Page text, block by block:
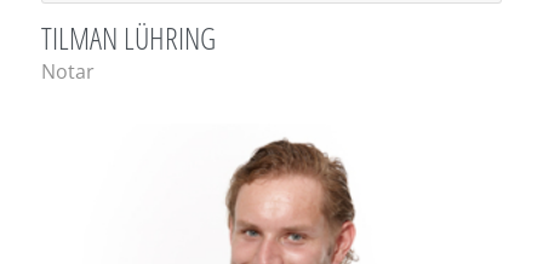
TILMAN LÜHRING
Notar